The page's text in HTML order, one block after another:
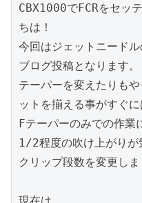
CBX1000でFCRをセッ
ちは！
今回はジェットニード
ブログ投稿となります。
テーパーを変えたりも
ットを揃える事がすぐに
Fテーパーのみでの作業
1/2程度の吹け上がりが
クリップ段数を変更しま